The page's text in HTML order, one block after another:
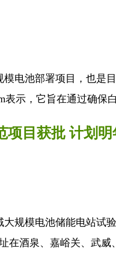
电池部署项目，也是
示，它旨在通过确保
目获批 计划
规模电池储能电站试
在酒泉、嘉峪关、武